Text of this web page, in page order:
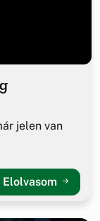
jelen van
Elolvasom